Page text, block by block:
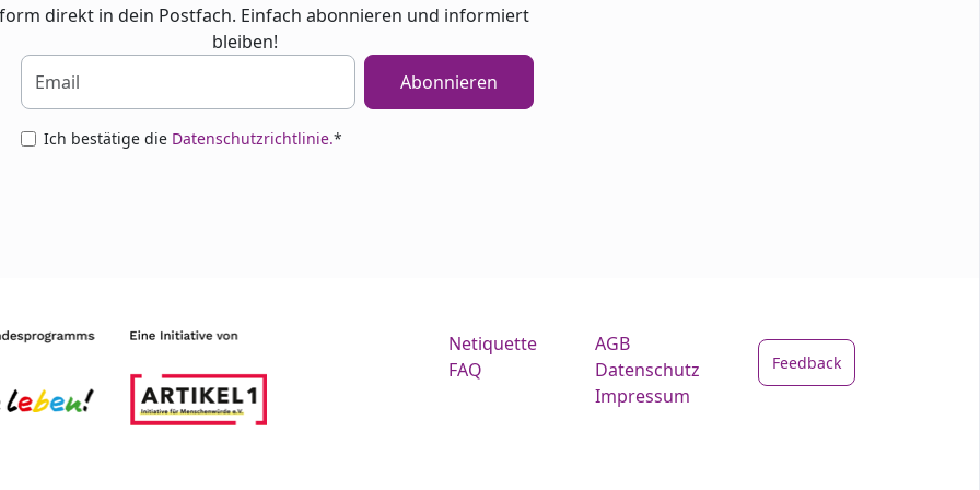
direkt in dein Postfach. Einfach abonnieren und informiert
bleiben!
Ich bestätige die Datenschutzrichtlinie.*
Abonnieren
Netiquette
FAQ
AGB
Datenschutz
Impressum
Feedback